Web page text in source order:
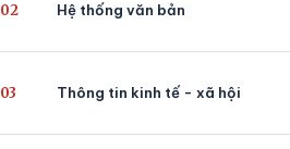
02 Hệ thống văn bản
03 Thông tin kinh tế - xã hội